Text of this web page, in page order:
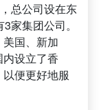
总公司设在东
家集团公司。
国、新加
设立了香
便更好地服